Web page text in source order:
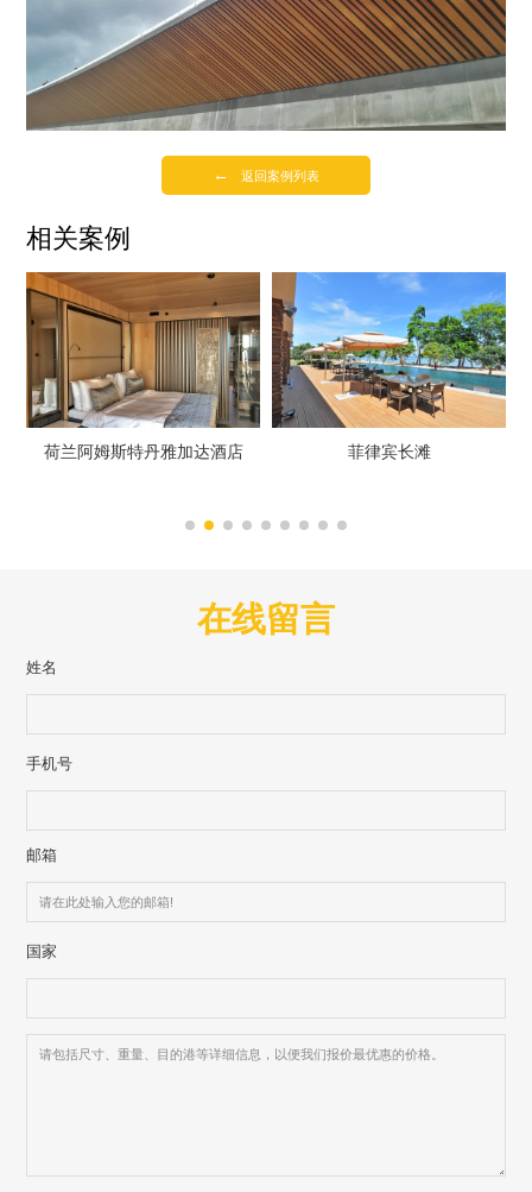
← 返回案例列表
相关案例
荷兰阿姆斯特丹雅加达酒店 菲律宾长滩
在线留言
姓名
手机号
邮箱
国家